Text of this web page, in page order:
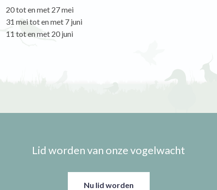
20 tot en met 27 mei
31 mei tot en met 7 juni
11 tot en met 20 juni
Lid worden van onze vogelwacht
Nu lid worden